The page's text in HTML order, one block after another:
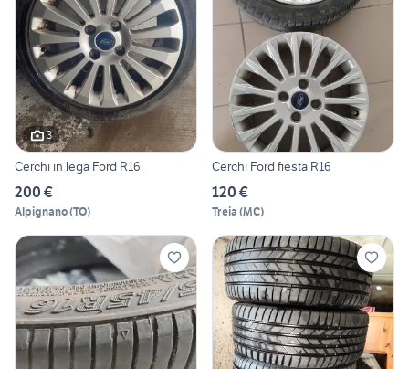
3
Cerchi in lega Ford R16
200 €
Alpignano(TO)
Cerchi Ford fiesta R16
120 €
Treia (MC)